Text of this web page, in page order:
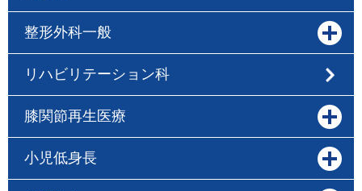
整形外科一般
リハビリテーション科
膝関節再生医療
小児低身長